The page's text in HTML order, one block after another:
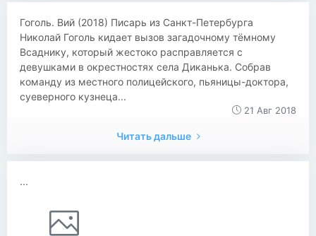
Гоголь. Вий (2018) Писарь из Санкт-Петербурга
Николай Гоголь кидает вызов загадочному тёмному
Всаднику, который жестоко расправляется с
девушками в окрестностях села Диканька. Собрав
команду из местного полицейского, пьяницы-доктора,
суеверного кузнеца...
21 Авг 2018
Читать дальше
...